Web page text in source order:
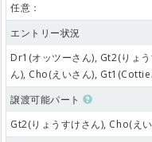
任意：
エントリー状況
Dr1(オッツーさん), Gt2(りょ
ん), Cho(えいさん), Gt1(Cottie
譲渡可能パート
Gt2(りょうすけさん), Cho(え